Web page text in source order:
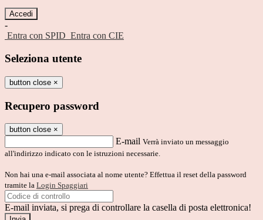
-
Entra con SPID Entra con CIE
Seleziona utente
button close ×
Recupero password
button close ×
E-mail Verrà inviato un messaggio
all'indirizzo indicato con le istruzioni necessarie.
Non hai una e-mail associata al nome utente? Effettua il reset della password
tramite la Login Spaggiari
E-mail inviata, si prega di controllare la casella di posta elettronica!